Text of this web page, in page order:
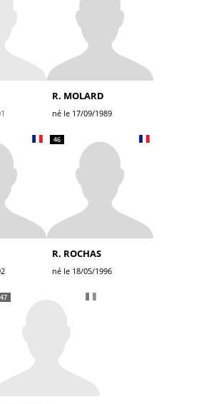
R. MOLARD
né le 17/09/1989
46
R. ROCHAS
né le 18/05/1996
47